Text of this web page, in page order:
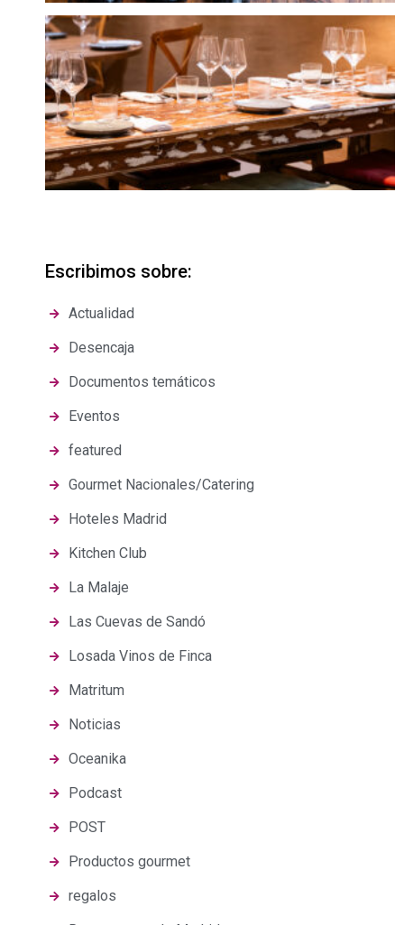
Escribimos sobre:
Actualidad
Desencaja
Documentos temáticos
Eventos
featured
Gourmet Nacionales/Catering
Hoteles Madrid
Kitchen Club
La Malaje
Las Cuevas de Sandó
Losada Vinos de Finca
Matritum
Noticias
Oceanika
Podcast
POST
Productos gourmet
regalos